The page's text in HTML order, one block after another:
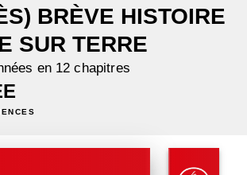
BRÈVE HISTOIRE
SUR TERRE
en 12 chapitres